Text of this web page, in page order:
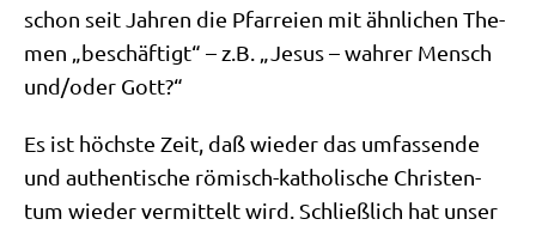
schon seit Jah­ren die Pfar­rei­en mit ähn­li­chen The­
men „beschäf­tigt“ – z.B. „Jesus – wah­rer Mensch
und/​oder Gott?“
Es ist höch­ste Zeit, daß wie­der das umfas­sen­de
und authen­ti­sche römisch-katho­li­sche Chri­sten­
tum wie­der ver­mit­telt wird. Schließ­lich hat unser